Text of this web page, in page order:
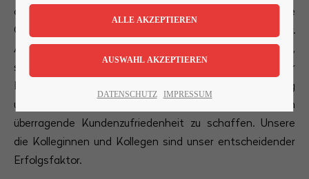
Lorem ipsum dolor sit amet:
24h/ 365days
oder Aktienkursen bemessen. Bei uns sind das höchste
Gut die Menschen, die Mitarbeiterinnen und Mitarbeiter.
Auch wenn wir uns täglich mit Technik beschäftigen,
steht doch der Mensch im Mittelpunkt. Sie sind unser
Herzstück – ihre Professionalität, erstklassige Leistung
und Serviceorientierung sind der Schlüssel, um
überragende Kundenzufriedenheit zu schaffen. Unsere
die Kolleginnen und Kollegen sind unser entscheidender
Erfolgsfaktor.
DATENSCHUTZ IMPRESSUM